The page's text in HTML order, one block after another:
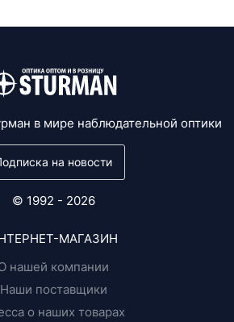
в мире наблюдательной оптики
на новости
© 1992 - 2026
МАГАЗИН
нашей компании
Наши поставщики
о наших товарах